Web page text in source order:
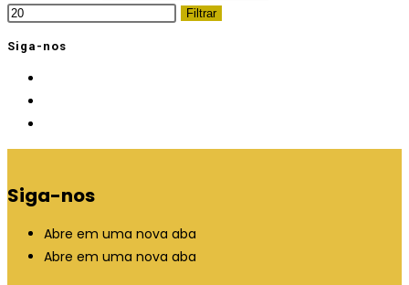
Filtrar
Siga-nos
Siga-nos
Abre em uma nova aba
Abre em uma nova aba